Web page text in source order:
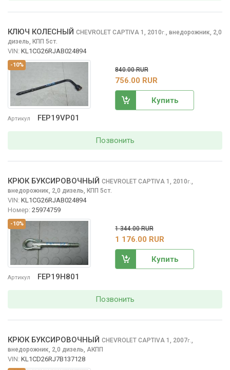
-10%
Артикул FEP19VP01
КЛЮЧ КОЛЕСНЫЙ CHEVROLET CAPTIVA 1, 2010г., внедорожник, 2,0
дизель, КПП 5ст.
VIN: KL1CG26RJAB024894
840.00 RUR
756.00 RUR
Купить
Позвонить
-10%
Артикул FEP19H801
КРЮК БУКСИРОВОЧНЫЙ CHEVROLET CAPTIVA 1, 2010г.,
внедорожник, 2,0 дизель, КПП 5ст.
VIN: KL1CG26RJAB024894
Номер: 25974759
1 344.00 RUR
1 176.00 RUR
Купить
Позвонить
КРЮК БУКСИРОВОЧНЫЙ CHEVROLET CAPTIVA 1, 2007г.,
внедорожник, 2,0 дизель, АКПП
VIN: KL1CD26RJ7B137128